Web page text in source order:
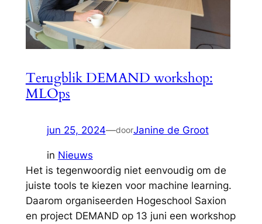
Terugblik DEMAND workshop:
MLOps
jun 25, 2024—doorJanine de Groot
in Nieuws
Het is tegenwoordig niet eenvoudig om de
juiste tools te kiezen voor machine learning.
Daarom organiseerden Hogeschool Saxion
en project DEMAND op 13 juni een workshop